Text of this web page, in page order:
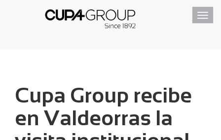
Cupa Group recibe
en Valdeorras la